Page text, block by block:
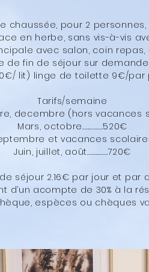
chaussée, pour 2
en herbe, sans vis-à-vis
avec salon, coin
de fin de séjour sur
lit) linge de toilette 9€/par
Tarifs/semaine
decembre (hors vacances
Mars, octobre………………520€
et vacances scolaires
Juin, juillet, août………………720€
séjour 2.16€ par jour et par
d’un acompte de 30% à la
espèces ou chèques